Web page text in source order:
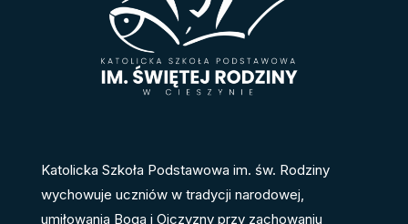
Katolicka Szkoła Podstawowa im. św. Rodziny
wychowuje uczniów w tradycji narodowej,
umiłowania Boga i Ojczyzny przy zachowaniu